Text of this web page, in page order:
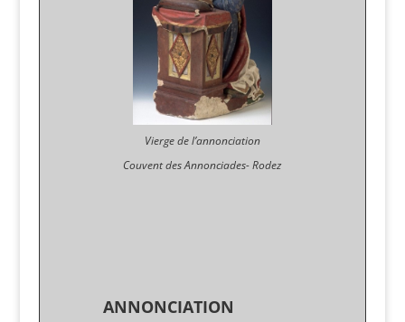
Vierge de l’annonciation
Couvent des Annonciades- Rodez
ANNONCIATION